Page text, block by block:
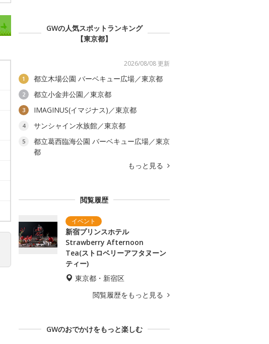
GWの人気スポットランキング
【東京都】
2026/08/08 更新
1 都立木場公園 バーベキュー広場／東京都
2 都立小金井公園／東京都
3 IMAGINUS(イマジナス)／東京都
4 サンシャイン水族館／東京都
5
都立葛西臨海公園 バーベキュー広場／東京
都
もっと見る
閲覧履歴
新宿プリンスホテル
Strawberry Afternoon
Tea(ストロベリーアフタヌーン
ティー)
東京都・新宿区
閲覧履歴をもっと見る
GWのおでかけをもっと楽しむ